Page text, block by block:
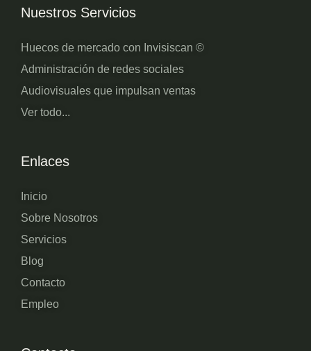
Enlaces
Inicio
Sobre Nosotros
Servicios
Blog
Contacto
Empleo
Nuestros Servicios
Huecos de mercado con Invisiscan ©
Administración de redes sociales
Audiovisuales que impulsan ventas
Ver todo...